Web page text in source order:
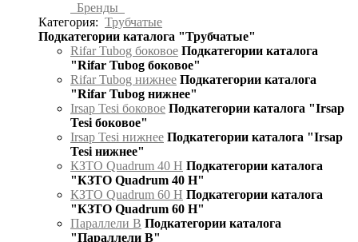
Бренды
Категория: Трубчатые
Подкатегории каталога "Трубчатые"
Rifar Tubog боковое Подкатегории каталога
"Rifar Tubog боковое"
Rifar Tubog нижнее Подкатегории каталога
"Rifar Tubog нижнее"
Irsap Tesi боковое Подкатегории каталога "Irsap
Tesi боковое"
Irsap Tesi нижнее Подкатегории каталога "Irsap
Tesi нижнее"
КЗТО Quadrum 40 H Подкатегории каталога
"КЗТО Quadrum 40 H"
КЗТО Quadrum 60 H Подкатегории каталога
"КЗТО Quadrum 60 H"
Параллели В Подкатегории каталога
"Параллели В"